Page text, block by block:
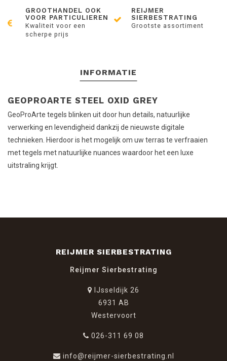
GROOTHANDEL OOK
VOOR PARTICULIEREN
Kwaliteit voor een
scherpe prijs
REIJMER
SIERBESTRATING
Grootste assortiment
INFORMATIE
GEOPROARTE STEEL OXID GREY
GeoProArte tegels blinken uit door hun details, natuurlijke
verwerking en levendigheid dankzij de nieuwste digitale
technieken. Hierdoor is het mogelijk om uw terras te verfraaien
met tegels met natuurlijke nuances waardoor het een luxe
uitstraling krijgt.
REIJMER SIERBESTRATING
Reijmer Sierbestrating
IJsseldijk 26
6931 AB
Westervoort
026-311 69 08
info@reijmer-sierbestrating.nl